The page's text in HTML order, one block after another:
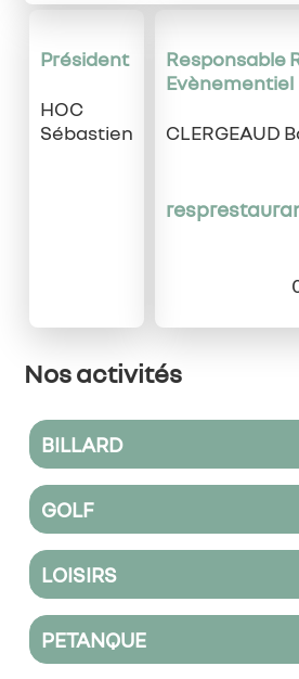
Président
HOC
Sébastien
Responsable
Evènementiel
CLERGEAUD
Nos activités
BILLARD
GOLF
LOISIRS
PETANQUE